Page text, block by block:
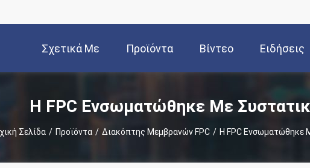
Σχετικά Με
Εμάς
Προϊόντα Βίντεο Ειδήσεις
Η FPC Ενσωματώθηκε Με
Σελίδα / Προϊόντα / Διακόπτης Μεμβρανών FPC / Η FPC Ενσωματώθηκε